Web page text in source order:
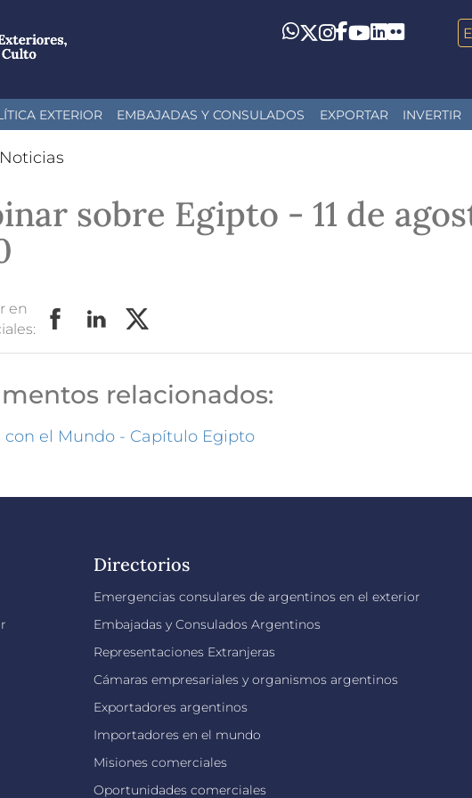
Whatsapp
Twitter
Instagram
Facebook
YouTube
LinkedIn
Flickr
EXTERIOR EMBAJADAS Y CONSULADOS EXPORTAR INVERTIR
Noticias
sobre Egipto - 11 de
en
relacionados:
con el Mundo - Capítulo Egipto
Directorios
Emergencias consulares de argentinos en el exterior
Embajadas y Consulados Argentinos
Representaciones Extranjeras
Cámaras empresariales y organismos argentinos
Exportadores argentinos
Importadores en el mundo
Misiones comerciales
Oportunidades comerciales